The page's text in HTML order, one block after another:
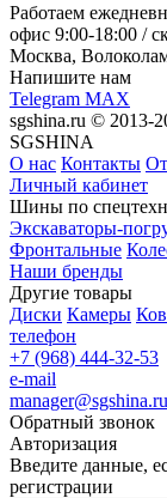
Работаем
офис 9:00-18:00 /
Москва,
Напишите нам
Telegram MAX
sgshina.ru © 2013-
SGSHINA
О нас Контакты
Личный кабинет
Шины по
Экскаваторы-
Фронтальные
Наши бренды
Другие товары
Диски Камеры
телефон
+7 (968) 444-32-53
e-mail
manager@sgshina.ru
Обратный звонок
Авторизация
Введите данные,
регистрации